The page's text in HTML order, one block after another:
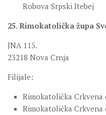
Robova Srpski Itebej
25. Rimokatolička župa
JNA 115.
23218 Nova Crnja
Filijale:
Rimokatolička Crkvena
Rimokatolička Crkvena